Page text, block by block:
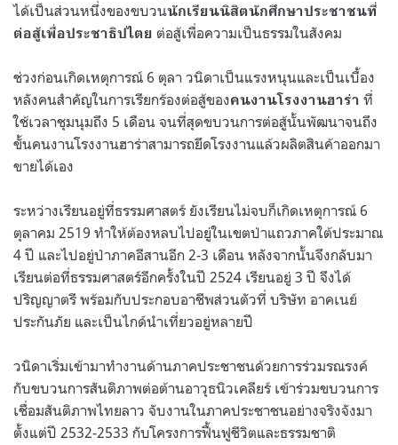
ได้เป็นส่วนหนึ่งของขบวนนักเรียนนิสิตนักศึกษาประชาชนที่
ต่อสู้เพื่อประชาธิปไตย ต่อสู้เพื่อความเป็นธรรมในสังคม
ช่วงก่อนเกิดเหตุการณ์ 6 ตุลา วนิดาเป็นแรงหนุนและเป็นเบื้อง
หลังคนสำคัญในการเรียกร้องต่อสู้ของคนงานโรงงานฮาร่า ที่
ใช้เวลาชุมนุมถึง 5 เดือน จนที่สุดขบวนการต่อสู้นั้นพัฒนาจนถึง
ขั้นคนงานโรงงานฮาร่าสามารถยึดโรงงานแล้วผลิตสินค้าออกมา
ขายได้เอง
ระหว่างเรียนอยู่ที่ธรรมศาสตร์ ยังเรียนไม่จบก็เกิดเหตุการณ์ 6
ตุลาคม 2519 ทำให้ต้องหลบไปอยู่ในเขตป่าแถวภาคใต้ประมาณ
4 ปี และไปอยู่ป่าภาคอีสานอีก 2-3 เดือน หลังจากนั้นจึงกลับมา
เรียนต่อที่ธรรมศาสตร์อีกครั้งในปี 2524 เรียนอยู่ 3 ปี จึงได้
ปริญญาตรี พร้อมกับประกอบอาชีพส่วนตัวที่ บริษัท อาคเนย์
ประกันภัย และเป็นไกด์นำเที่ยวอยู่หลายปี
วนิดาเริ่มเข้ามาทำงานด้านภาคประชาชนด้วยการร่วมรณรงค์
กับขบวนการสันติภาพต่อต้านอาวุธนิวเคลียร์ เข้าร่วมขบวนการ
เชื่อมสันติภาพไทยลาว จับงานในภาคประชาชนอย่างจริงจังมา
ตั้งแต่ปี 2532-2533 กับโครงการฟื้นฟูชีวิตและธรรมชาติ